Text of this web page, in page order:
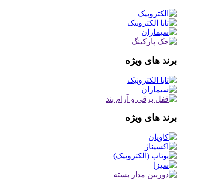
برند های ویژه
برند های ویژه